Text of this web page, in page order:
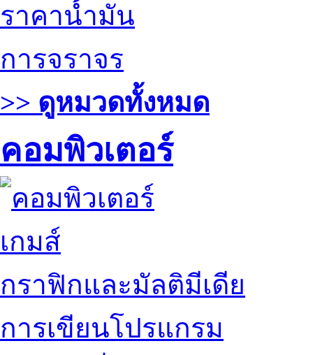
ราคาน้ำมัน
การจราจร
>> ดูหมวดทั้งหมด
คอมพิวเตอร์
เกมส์
กราฟิกและมัลติมีเดีย
การเขียนโปรแกรม